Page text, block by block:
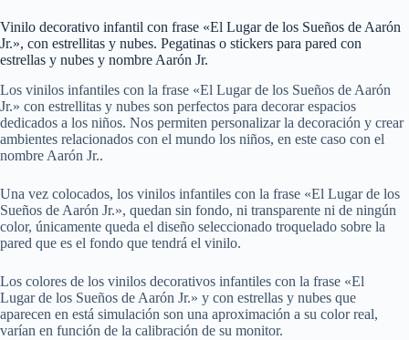
Vinilo decorativo infantil con frase «El Lugar de los Sueños de Aarón
Jr.», con estrellitas y nubes. Pegatinas o stickers para pared con
estrellas y nubes y nombre Aarón Jr.
Los vinilos infantiles con la frase «El Lugar de los Sueños de Aarón
Jr.» con estrellitas y nubes son perfectos para decorar espacios
dedicados a los niños. Nos permiten personalizar la decoración y crear
ambientes relacionados con el mundo los niños, en este caso con el
nombre Aarón Jr..
Una vez colocados, los vinilos infantiles con la frase «El Lugar de los
Sueños de Aarón Jr.», quedan sin fondo, ni transparente ni de ningún
color, únicamente queda el diseño seleccionado troquelado sobre la
pared que es el fondo que tendrá el vinilo.
Los colores de los vinilos decorativos infantiles con la frase «El
Lugar de los Sueños de Aarón Jr.» y con estrellas y nubes que
aparecen en está simulación son una aproximación a su color real,
varían en función de la calibración de su monitor.